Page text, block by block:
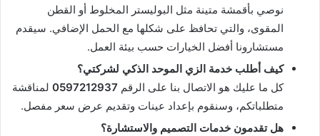
نوصي بأقمشة متينة مثل البوليستر المخلوط أو القطن
المقوى، والتي تحافظ على شكلها مع الحمل الإضافي. سيقدم
مستشارونا أفضل الخيارات حسب بيئة العمل.
كيف أطلب خدمة الزي الموحد الذكي لشركتي؟
كل ما عليك هو الاتصال بنا على الرقم 0597212937 لمناقشة
متطلباتكم، وسنقوم بإعداد عينات وتقديم عرض سعر مفصل.
هل تقدمون خدمات التصميم والاستشارة؟